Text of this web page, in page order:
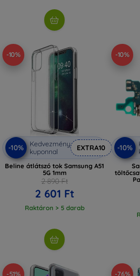
-10%
-10%
Kedvezmény
kuponnal
EXTRA10
Beline átlátszó tok Samsung A51
5G 1mm
2 890 Ft
2 601 Ft
Raktáron > 5 darab
-10%
-10%
-51% -76%